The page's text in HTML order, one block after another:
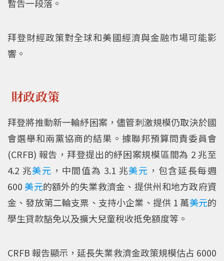
暫告一段落。
拜登財經政策對全球和美國經濟與金融市場可能影
響。
財政政策
拜登將推動新一輪紓困案，儘管刺激規模仍取決於國
會選舉和兩黨協商的結果。據聯邦預算問責委員會
(CRFB) 報告，拜登提出的紓困案規模區間為 2 兆至
4.2 兆美元 ，中間值為 3.1 兆美元 ，包含延長每週
600 美元的額外的失業救濟金、提供州和地方政府資
金、發放第二輪支票、支持小企業、提供 1 萬美元的
學生貸款豁免以及擴大兒童稅收抵免額度等。
CRFB 報告顯示，延長失業救濟金政策規模估占 6000